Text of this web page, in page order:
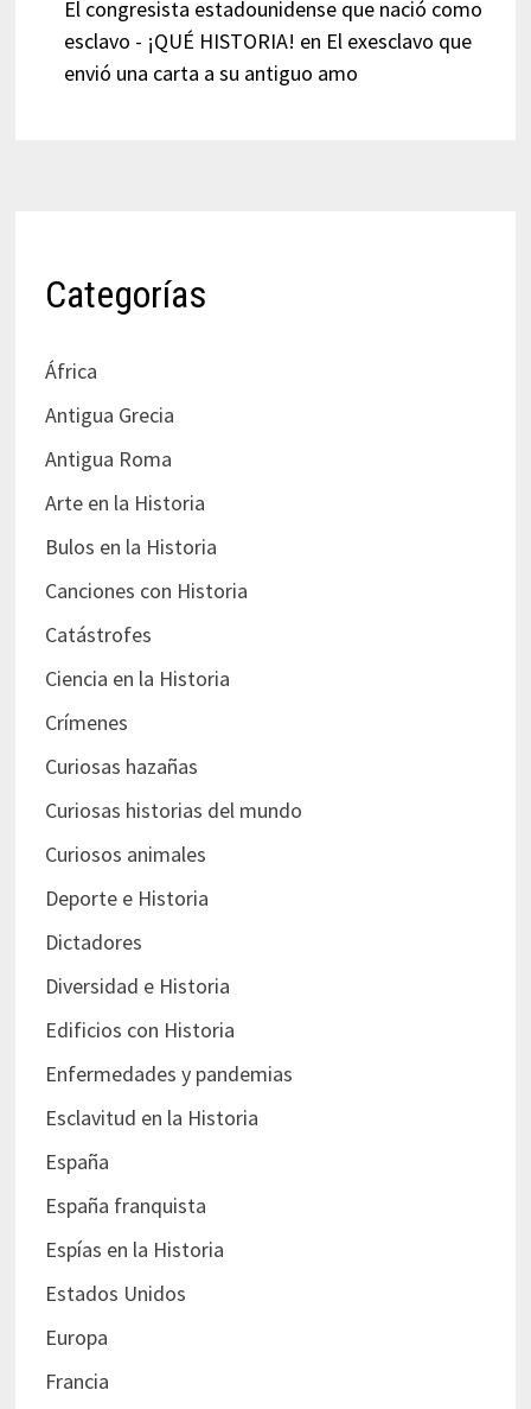
El congresista estadounidense que nació como
esclavo - ¡QUÉ HISTORIA! en El exesclavo que
envió una carta a su antiguo amo
Categorías
África
Antigua Grecia
Antigua Roma
Arte en la Historia
Bulos en la Historia
Canciones con Historia
Catástrofes
Ciencia en la Historia
Crímenes
Curiosas hazañas
Curiosas historias del mundo
Curiosos animales
Deporte e Historia
Dictadores
Diversidad e Historia
Edificios con Historia
Enfermedades y pandemias
Esclavitud en la Historia
España
España franquista
Espías en la Historia
Estados Unidos
Europa
Francia